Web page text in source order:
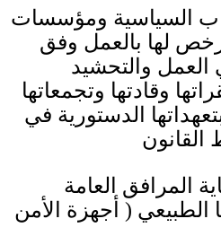
السياسية ومؤسسات
لها بالعمل وفق
العمل والتحشيد
وقادتها وتجمعاتها
الدستورية في
القانون
المرافق العامة
الطبيعي ( أجهزة الأمن